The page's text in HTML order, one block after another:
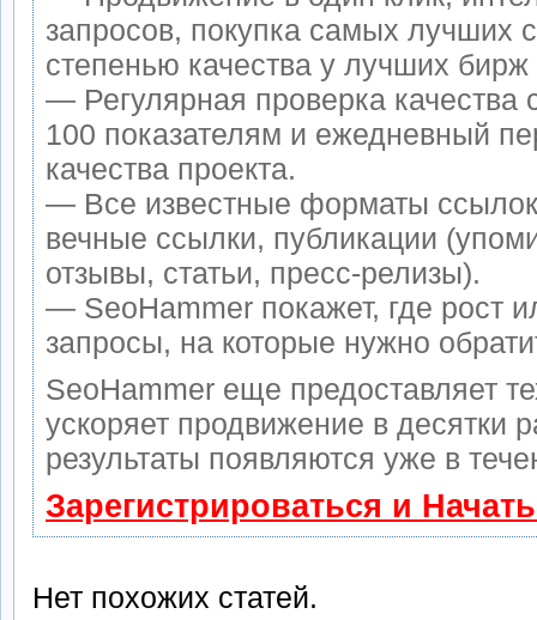
запросов, покупка самых лучших
степенью качества у лучших
— Регулярная проверка качества
100 показателям и ежедневный
качества проекта.
— Все известные форматы
вечные ссылки, публикации
отзывы, статьи, пресс-релизы).
— SeoHammer покажет, где рост
запросы, на которые нужно
SeoHammer еще предоставляет
ускоряет продвижение в десятки
результаты появляются уже в
Зарегистрироваться и
Нет похожих статей.